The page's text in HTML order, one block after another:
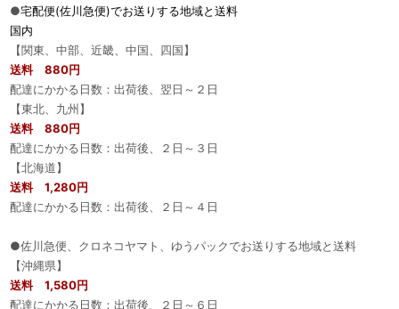
●宅配便(佐川急便)でお送りする地域と送料
国内
【関東、中部、近畿、中国、四国】
送料 880円
配達にかかる日数：出荷後、翌日～２日
【東北、九州】
送料 880円
配達にかかる日数：出荷後、２日～３日
【北海道】
送料 1,280円
配達にかかる日数：出荷後、２日～４日
●佐川急便、クロネコヤマト、ゆうパックでお送りする地域と送料
【沖縄県】
送料 1,580円
配達にかかる日数：出荷後、２日～６日